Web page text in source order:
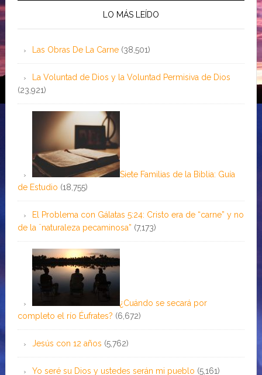
LO MÁS LEÍDO
Las Obras De La Carne (38,501)
La Voluntad de Dios y la Voluntad Permisiva de Dios
(23,921)
Siete Familias de la Biblia: Guía
de Estudio (18,755)
El Problema con Gálatas 5:24: Cristo era de “carne” y no
de la ¨naturaleza pecaminosa” (7,173)
¿Cuándo se secará por
completo el río Éufrates? (6,672)
Jesús con 12 años (5,762)
Yo seré su Dios y ustedes serán mi pueblo (5,161)